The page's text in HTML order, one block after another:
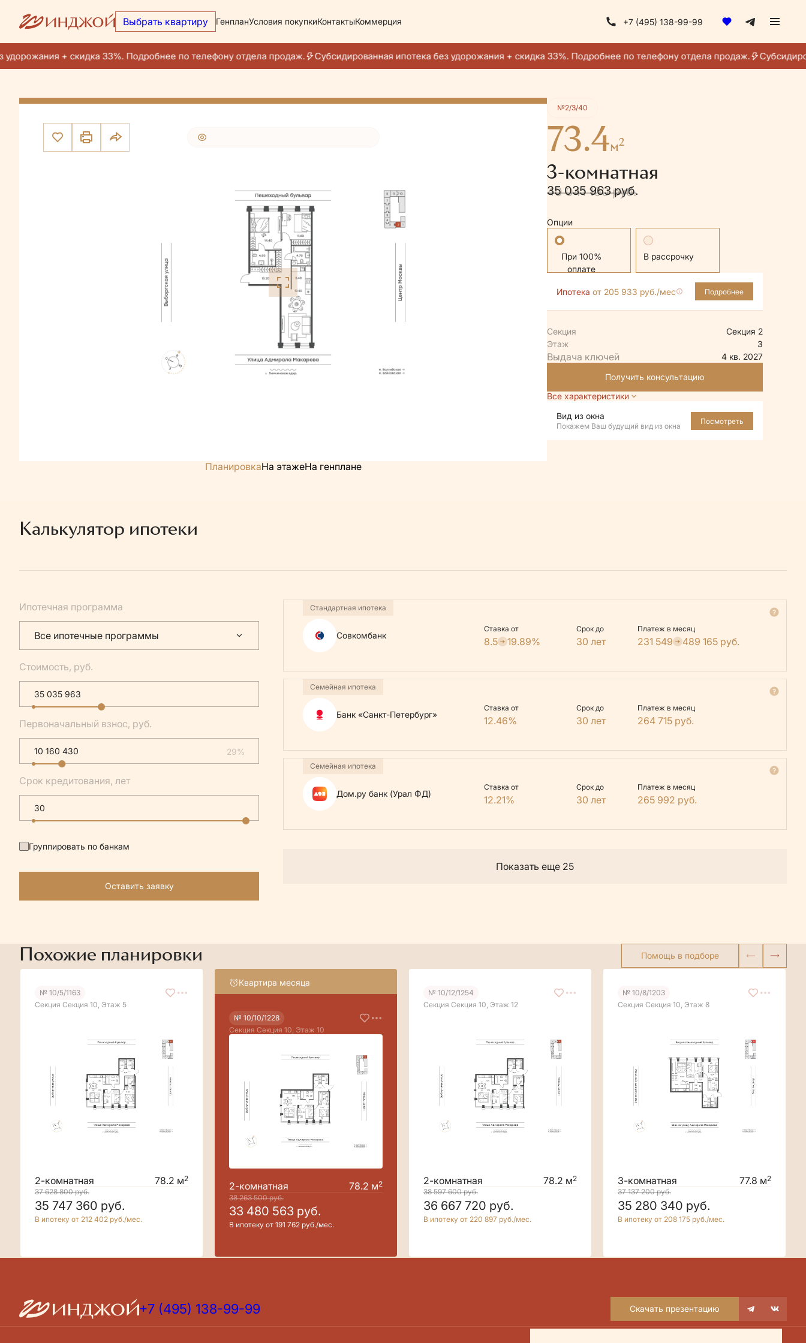
Выбрать квартиру ГенпланУсловия покупкиКонтактыКоммерция +7 (495) 138-99-99
+ скидка 33%. Подробнее по телефону отдела продаж. Субсидированная ипотека без удорожания + скидка 33%. Подробнее по телефону отдела продаж.
3-комнатная73.4 м2
35 035 963 руб.Ипотекаот 205 933 руб./мес.
Получить консультацию
ПланировкаНа этажеНа генплане
№2/3/40
73.4м2
3-комнатная
40 041 100 руб.
35 035 963 руб.
Опции
Стандартная В рассрочку
Ипотека от 205 933 руб./мес Подробнее
Секция
Секция 2
Этаж
3
4 кв. 2027
Получить консультацию
Все характеристики
Вид из окна
Покажем Ваш будущий вид из окна
Посмотреть
Калькулятор ипотеки
Ипотечная программа
Все ипотечные программы
Стоимость, руб.
Первоначальный взнос, руб.
29%
Срок кредитования, лет
Группировать по банкам
Оставить заявку
Совкомбанк
Стандартная ипотека
Ставка от
8.5 19.89%
Срок до
30 лет
Платеж в месяц
231 549 489 165 руб.
Банк «Санкт-Петербург»
Семейная ипотека
Ставка от
12.46%
Срок до
30 лет
Платеж в месяц
264 715 руб.
Дом.ру банк (Урал ФД)
Семейная ипотека
Ставка от
12.21%
Срок до
30 лет
Платеж в месяц
265 992 руб.
Показать еще 25
Похожие планировки Помощь в подборе
№ 10/5/1163
Секция Секция 10, Этаж 5
2-комнатная 78.2 м2
37 628 800руб.
35 747 360 руб.
В ипотеку от 212 402 руб./мес.
Квартира месяца
№ 10/10/1228
Секция Секция 10, Этаж 10
2-комнатная 78.2 м2
38 263 500руб.
33 480 563 руб.
В ипотеку от 191 762 руб./мес.
№ 10/12/1254
Секция Секция 10, Этаж 12
2-комнатная 78.2 м2
38 597 600руб.
36 667 720 руб.
В ипотеку от 220 897 руб./мес.
№ 10/8/1203
Секция Секция 10, Этаж 8
3-комнатная 77.8 м2
37 137 200руб.
35 280 340 руб.
В ипотеку от 208 175 руб./мес.
+7 (495) 138-99-99 Скачать презентацию